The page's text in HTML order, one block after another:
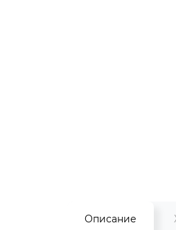
Описание